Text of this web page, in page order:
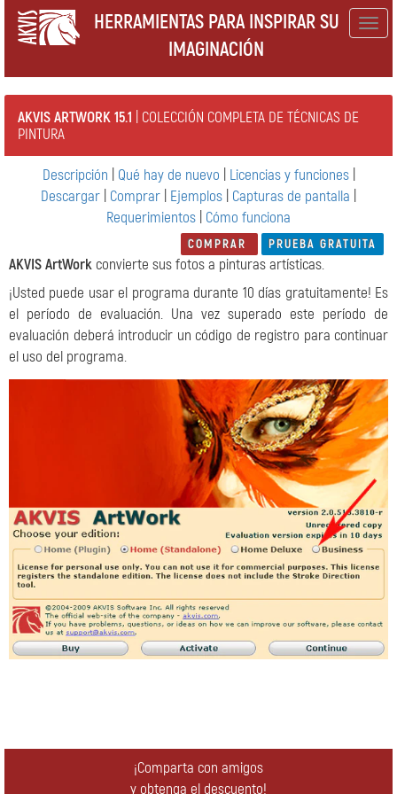
HERRAMIENTAS PARA INSPIRAR SU
IMAGINACIÓN
AKVIS ARTWORK 15.1 | COLECCIÓN COMPLETA DE TÉCNICAS DE
PINTURA
Descripción Qué hay de nuevo Licencias y funciones|
Descargar Comprar Ejemplos Capturas de pantalla
Requerimientos Cómo funciona
COMPRAR PRUEBA GRATUITA
AKVIS ArtWork convierte sus fotos a pinturas artísticas.
¡Usted puede usar el programa durante 10 días gratuitamente! Es
el período de evaluación. Una vez superado este período de
evaluación deberá introducir un código de registro para continuar
el uso del programa.
¡Comparta con amigos
y obtenga el descuento!